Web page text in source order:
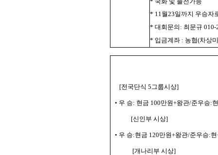
* 11월23일까지 우승자
* 대회문의: 최문규 010-
* 입금계좌 : 농협(차상
[전국단식 5그룹시상]
• 우 승: 현금 100만원+왕관/준우승:
[신인부 시상]
• 우 승:현금 120만원+왕관/준우승:
[개나리부 시상]